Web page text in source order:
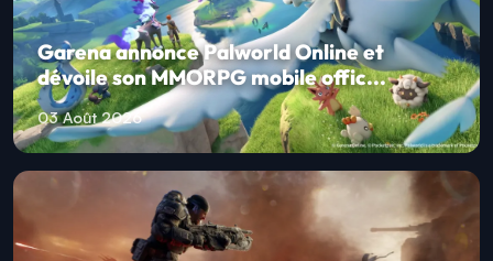
Garena annonce Palworld Online et
dévoile son MMORPG mobile offic...
03 Août 2026